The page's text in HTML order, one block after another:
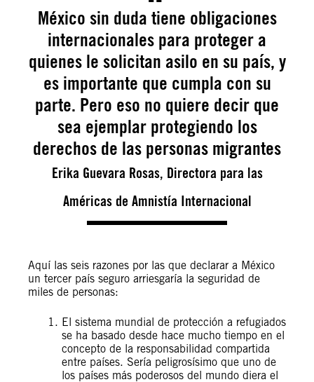
México sin duda tiene obligaciones
internacionales para proteger a
quienes le solicitan asilo en su país, y
es importante que cumpla con su
parte. Pero eso no quiere decir que
sea ejemplar protegiendo los
derechos de las personas migrantes
Erika Guevara Rosas, Directora para las
Américas de Amnistía Internacional
Aquí las seis razones por las que declarar a México
un tercer país seguro arriesgaría la seguridad de
miles de personas:
El sistema mundial de protección a refugiados
se ha basado desde hace mucho tiempo en el
concepto de la responsabilidad compartida
entre países. Sería peligrosísimo que uno de
los países más poderosos del mundo diera el